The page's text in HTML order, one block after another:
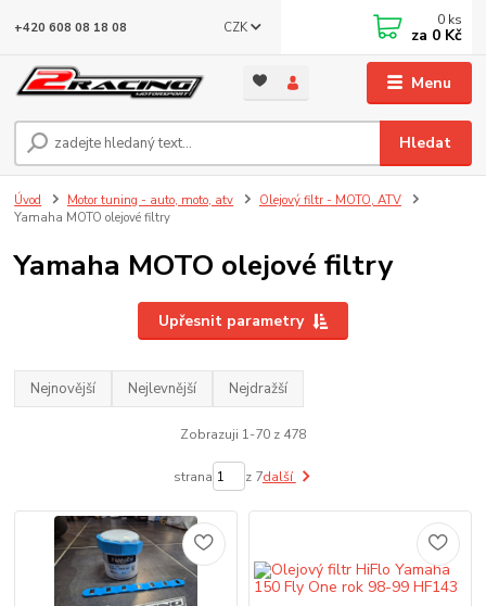
Menu
CZK
Hledat
+420 608 08 18 08 0 ks
za 0 Kč
Úvod Motor tuning - auto, moto, atv
Olejový filtr - MOTO, ATV
Yamaha MOTO olejové filtry
Yamaha MOTO olejové filtry
Upřesnit parametry
Nejnovější Nejlevnější Nejdražší
Zobrazuji 1-70 z 478
strana z 7další